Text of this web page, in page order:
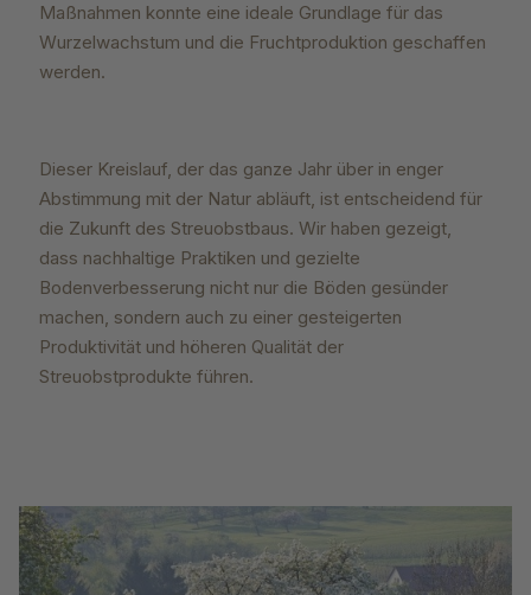
Maßnahmen konnte eine ideale Grundlage für das
Wurzelwachstum und die Fruchtproduktion geschaffen
werden.
Dieser Kreislauf, der das ganze Jahr über in enger
Abstimmung mit der Natur abläuft, ist entscheidend für
die Zukunft des Streuobstbaus. Wir haben gezeigt,
dass nachhaltige Praktiken und gezielte
Bodenverbesserung nicht nur die Böden gesünder
machen, sondern auch zu einer gesteigerten
Produktivität und höheren Qualität der
Streuobstprodukte führen.